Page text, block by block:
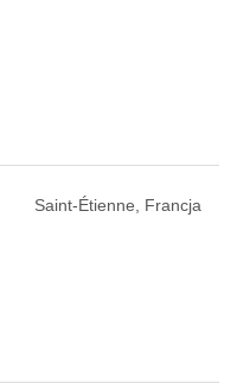
Saint-Étienne, Francja